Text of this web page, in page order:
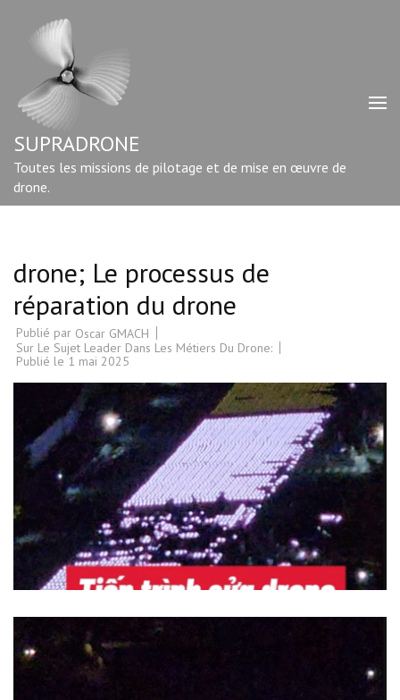
contenu
Entrée)
SUPRADRONE
Toutes les missions de pilotage et de mise en œuvre de
drone.
drone; Le processus de
réparation du drone
Publié par Oscar GMACH
Sur Le Sujet Leader Dans Les Métiers Du Drone:
Publié le 1 mai 2025